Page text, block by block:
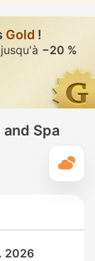
Gold !
−20 %
Spa
2026